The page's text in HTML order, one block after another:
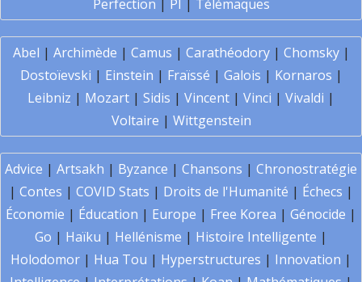
Perfection | PI | Télémaques
Abel | Archimède | Camus | Carathéodory| Chomsky|
Dostoïevski | Einstein | Fraïssé | Galois | Kornaros |
Leibniz | Mozart | Sidis | Vincent | Vinci | Vivaldi |
Voltaire | Wittgenstein
Advice | Artsakh | Byzance | Chansons | Chronostratégie
| Contes | COVID Stats | Droits de l'Humanité | Échecs |
Économie | Éducation | Europe | Free Korea | Génocide |
Go | Haïku | Hellénisme | Histoire Intelligente |
Holodomor | Hua Tou | Hyperstructures | Innovation |